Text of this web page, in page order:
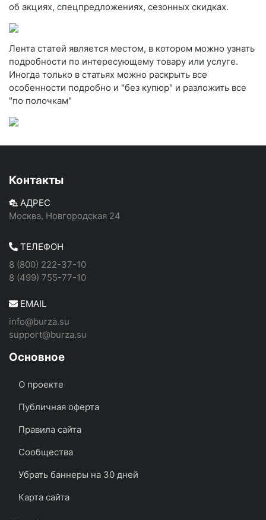
об акциях, спецпредложениях, сезонных скидках.
Лента статей является местом, в котором можно узнать
подробности по интересующему товару или услуге.
Иногда только в статьях можно раскрыть все
особенности подробно и "без купюр" и разложить все
"по полочкам"
Контакты
АДРЕС
Москва, Новгородская 24
ТЕЛЕФОН
8 (800) 222-37-10
8 (499) 755-77-10
EMAIL
info@burza.su
support@burza.su
Основное
О проекте
Публичная оферта
Правила сайта
Сообщества
Убрать баннеры на 30 дней
Карта сайта